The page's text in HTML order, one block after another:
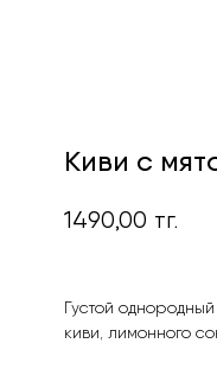
Киви с
1490,00 тг.
Густой
киви, лимонного